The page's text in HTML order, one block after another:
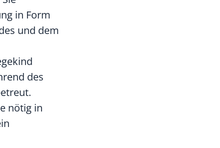
in Form
und dem
des
nötig in